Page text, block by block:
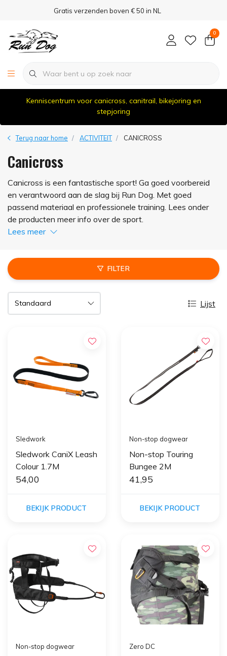
Gratis verzenden boven € 50 in NL
0
Kenniscentrum voor canicross, canitrail, bikejoring en
stepjoring
Terug naar home ACTIVITEIT CANICROSS
Canicross
Canicross is een fantastische sport! Ga goed voorbereid
en verantwoord aan de slag bij Run Dog. Met goed
passend materiaal en professionele training. Lees onder
de producten meer info over de sport.
Lees meer
FILTER
Lijst
Sledwork
Sledwork CaniX Leash
Colour 1.7M
54,00
BEKIJK PRODUCT
Non-stop dogwear
Non-stop Touring
Bungee 2M
41,95
BEKIJK PRODUCT
Non-stop dogwear Zero DC